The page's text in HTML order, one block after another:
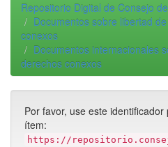
Repositorio Digital de Consejo
Documentos sobre libertad
conexos
Documentos internacionales
derechos conexos
Por favor, use este
ítem:
https://